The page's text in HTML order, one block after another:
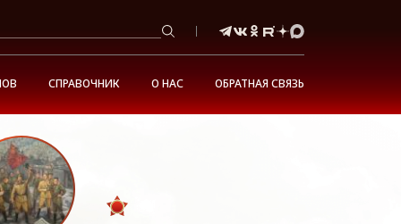
СПРАВОЧНИК О НАС ОБРАТНАЯ СВЯЗЬ